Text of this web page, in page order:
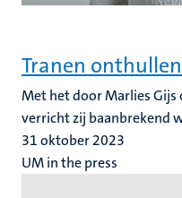
Tranen
Met het door Marlies
verricht zij baanbrekend
31 oktober 2023
UM in the press